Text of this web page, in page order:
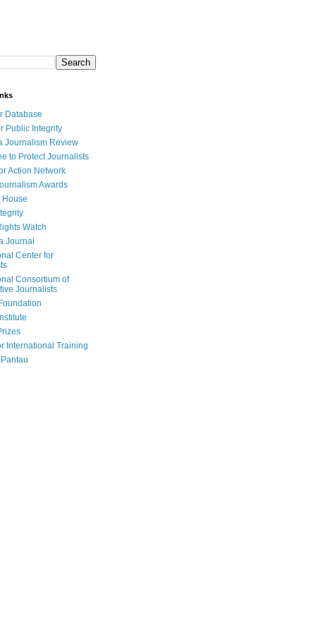
Database
Public Integrity
Journalism Review
to Protect Journalists
Action Network
Awards
House
Watch
Journal
Center for
Consortium of
Journalists
International Training